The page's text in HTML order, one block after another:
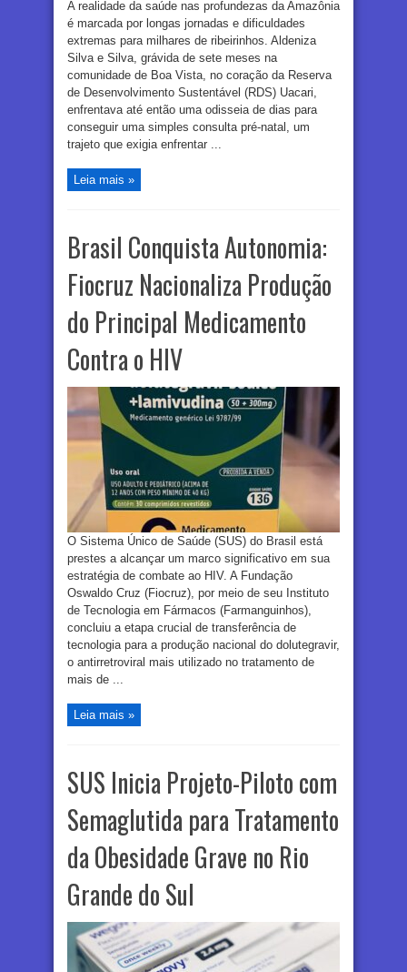
A realidade da saúde nas profundezas da Amazônia
é marcada por longas jornadas e dificuldades
extremas para milhares de ribeirinhos. Aldeniza
Silva e Silva, grávida de sete meses na
comunidade de Boa Vista, no coração da Reserva
de Desenvolvimento Sustentável (RDS) Uacari,
enfrentava até então uma odisseia de dias para
conseguir uma simples consulta pré-natal, um
trajeto que exigia enfrentar ...
Leia mais »
Brasil Conquista Autonomia:
Fiocruz Nacionaliza Produção
do Principal Medicamento
Contra o HIV
O Sistema Único de Saúde (SUS) do Brasil está
prestes a alcançar um marco significativo em sua
estratégia de combate ao HIV. A Fundação
Oswaldo Cruz (Fiocruz), por meio de seu Instituto
de Tecnologia em Fármacos (Farmanguinhos),
concluiu a etapa crucial de transferência de
tecnologia para a produção nacional do dolutegravir,
o antirretroviral mais utilizado no tratamento de
mais de ...
Leia mais »
SUS Inicia Projeto-Piloto com
Semaglutida para Tratamento
da Obesidade Grave no Rio
Grande do Sul